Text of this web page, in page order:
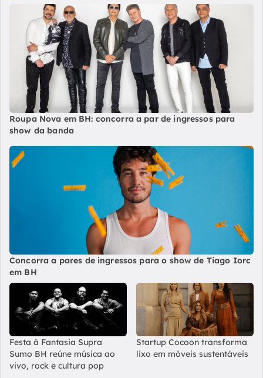
Roupa Nova em BH: concorra a par de ingressos para
show da banda
Concorra a pares de ingressos para o show de Tiago Iorc
em BH
Festa à Fantasia Supra
Sumo BH reúne música ao
vivo, rock e cultura pop
Startup Cocoon transforma
lixo em móveis sustentáveis